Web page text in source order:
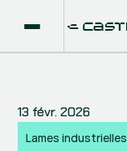
13 févr. 2026
Lames industrielles